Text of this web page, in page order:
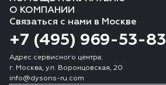
О КОМПАНИИ
Связаться с нами в Москве
+7 (495) 969-53-83
Адрес сервисного центра:
г. Москва, ул. Воронцовская, 20
info@dysons-ru.com